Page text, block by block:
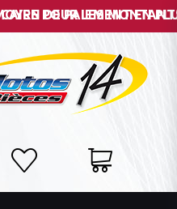
POUR LES
DE PAIEMENT EN